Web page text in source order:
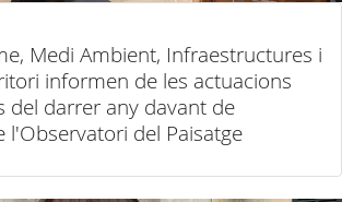
Medi Ambient, Infraestructures i
informen de les actuacions
del darrer any davant de
l'Observatori del Paisatge